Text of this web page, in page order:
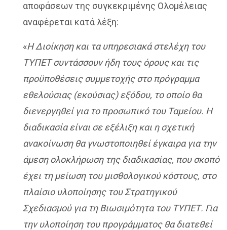
αποφάσεων της συγκεκριμένης Ολομέλειας
αναφέρεται κατά λέξη:
«Η Διοίκηση και τα υπηρεσιακά στελέχη του
ΤΥΠΕΤ συντάσσουν ήδη τους όρους και τις
προϋποθέσεις συμμετοχής στο πρόγραμμα
εθελούσιας (εκούσιας) εξόδου, το οποίο θα
διενεργηθεί για το προσωπικό του Ταμείου. Η
διαδικασία είναι σε εξέλιξη και η σχετική
ανακοίνωση θα γνωστοποιηθεί έγκαιρα για την
άμεση ολοκλήρωση της διαδικασίας, που σκοπό
έχει τη μείωση του μισθολογικού κόστους, στο
πλαίσιο υλοποίησης του Στρατηγικού
Σχεδιασμού για τη Βιωσιμότητα του ΤΥΠΕΤ. Για
την υλοποίηση του προγράμματος θα διατεθεί